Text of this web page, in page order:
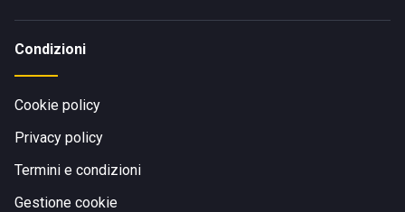
Condizioni
Cookie policy
Privacy policy
Termini e condizioni
Gestione cookie